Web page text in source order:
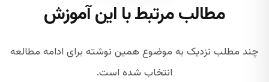
مطالب مرتبط با این آموزش
چند مطلب نزدیک به موضوع همین نوشته برای ادامه مطالعه
انتخاب شده است.